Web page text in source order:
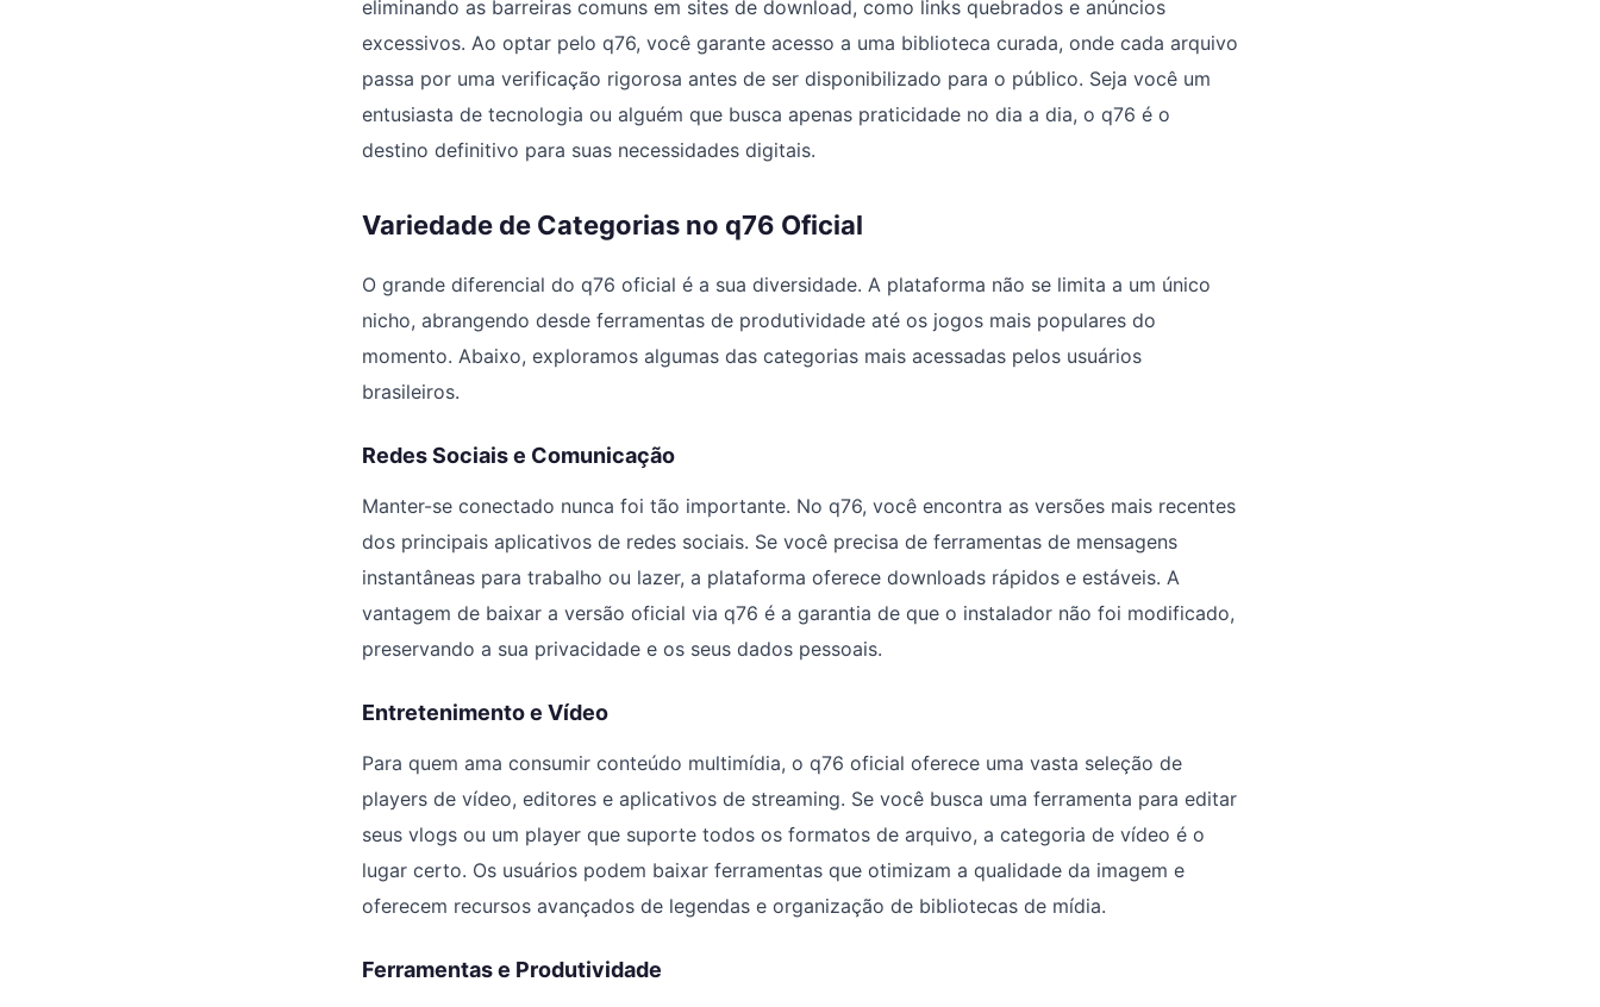
eliminando as barreiras comuns em sites de download, como links quebrados e anúncios
excessivos. Ao optar pelo q76, você garante acesso a uma biblioteca curada, onde cada arquivo
passa por uma verificação rigorosa antes de ser disponibilizado para o público. Seja você um
entusiasta de tecnologia ou alguém que busca apenas praticidade no dia a dia, o q76 é o
destino definitivo para suas necessidades digitais.
Variedade de Categorias no q76 Oficial
O grande diferencial do q76 oficial é a sua diversidade. A plataforma não se limita a um único
nicho, abrangendo desde ferramentas de produtividade até os jogos mais populares do
momento. Abaixo, exploramos algumas das categorias mais acessadas pelos usuários
brasileiros.
Redes Sociais e Comunicação
Manter-se conectado nunca foi tão importante. No q76, você encontra as versões mais recentes
dos principais aplicativos de redes sociais. Se você precisa de ferramentas de mensagens
instantâneas para trabalho ou lazer, a plataforma oferece downloads rápidos e estáveis. A
vantagem de baixar a versão oficial via q76 é a garantia de que o instalador não foi modificado,
preservando a sua privacidade e os seus dados pessoais.
Entretenimento e Vídeo
Para quem ama consumir conteúdo multimídia, o q76 oficial oferece uma vasta seleção de
players de vídeo, editores e aplicativos de streaming. Se você busca uma ferramenta para editar
seus vlogs ou um player que suporte todos os formatos de arquivo, a categoria de vídeo é o
lugar certo. Os usuários podem baixar ferramentas que otimizam a qualidade da imagem e
oferecem recursos avançados de legendas e organização de bibliotecas de mídia.
Ferramentas e Produtividade